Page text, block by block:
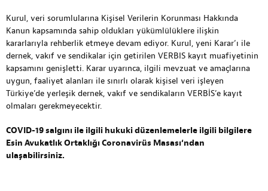
Kurul, veri sorumlularına Kişisel Verilerin Korunması Hakkında
Kanun kapsamında sahip oldukları yükümlülüklere ilişkin
kararlarıyla rehberlik etmeye devam ediyor. Kurul, yeni Karar’ı ile
dernek, vakıf ve sendikalar için getirilen VERBIS kayıt muafiyetinin
kapsamını genişletti. Karar uyarınca, ilgili mevzuat ve amaçlarına
uygun, faaliyet alanları ile sınırlı olarak kişisel veri işleyen
Türkiye’de yerleşik dernek, vakıf ve sendikaların VERBİS’e kayıt
olmaları gerekmeyecektir.
COVID-19 salgını ile ilgili hukuki düzenlemelerle ilgili bilgilere
Esin Avukatlık Ortaklığı Coronavirüs Masası‘ndan
ulaşabilirsiniz.